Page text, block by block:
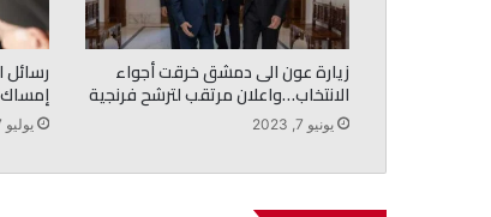
زيارة عون الى دمشق خرقت أجواء
الانتخاب…واعلان مرتقب لترشح فرنجية
يونيو 7, 2023
رسائل
يوليو 27, 2022